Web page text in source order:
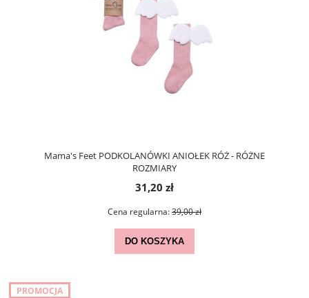
Mama's Feet PODKOLANÓWKI ANIOŁEK RÓŻ - RÓŻNE
ROZMIARY
31,20 zł
Cena regularna:39,00 zł
DO KOSZYKA
PROMOCJA